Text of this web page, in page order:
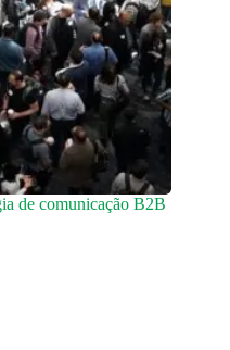
de comunicação B2B